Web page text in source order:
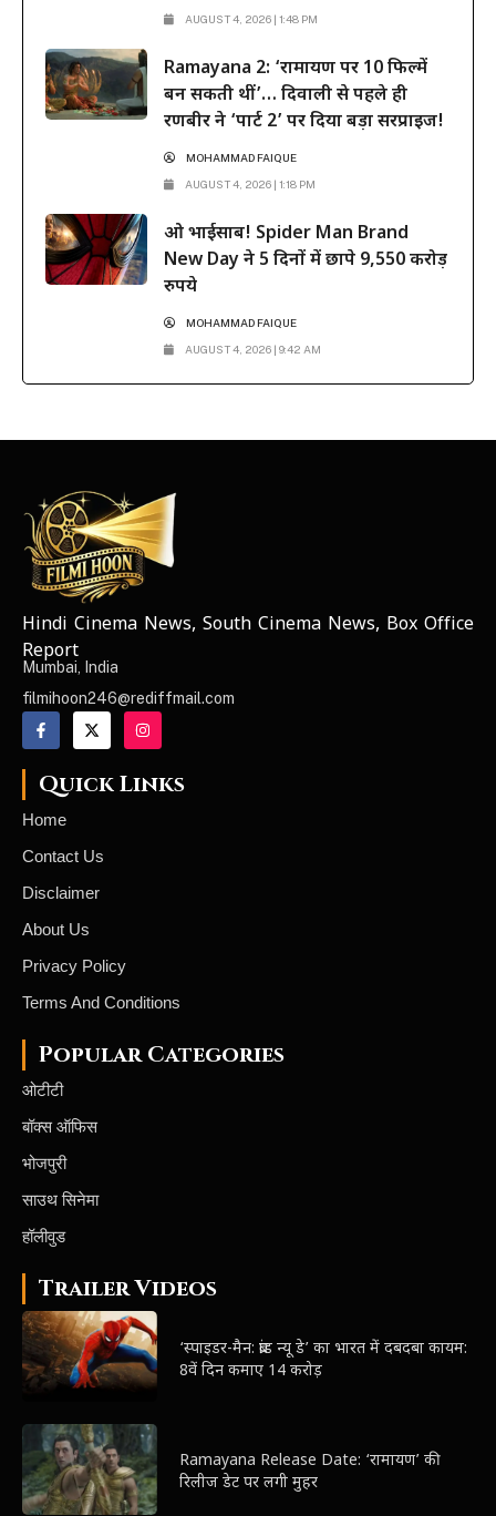
AUGUST 4, 2026 | 1:48 PM
Ramayana 2: ‘रामायण पर 10 फिल्में
बन सकती थीं’… दिवाली से पहले ही
रणबीर ने ‘पार्ट 2’ पर दिया बड़ा सरप्राइज!
MOHAMMAD FAIQUE
AUGUST 4, 2026 | 1:18 PM
ओ भाईसाब! Spider Man Brand
New Day ने 5 दिनों में छापे 9,550 करोड़
रुपये
MOHAMMAD FAIQUE
AUGUST 4, 2026 | 9:42 AM
NEWS ELEMENTOR
Hindi Cinema News, South Cinema News, Box Office
Report
Mumbai, India
filmihoon246@rediffmail.com
Quick Links
Home
Contact Us
Disclaimer
About Us
Privacy Policy
Terms And Conditions
Popular Categories
ओटीटी
बॉक्स ऑफिस
भोजपुरी
साउथ सिनेमा
हॉलीवुड
Trailer Videos
‘स्पाइडर-मैन: ब्रांड न्यू डे’ का भारत में दबदबा कायम:
8वें दिन कमाए 14 करोड़
Ramayana Release Date: ‘रामायण’ की
रिलीज डेट पर लगी मुहर